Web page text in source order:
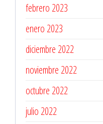
febrero 2023
enero 2023
diciembre 2022
noviembre 2022
octubre 2022
julio 2022